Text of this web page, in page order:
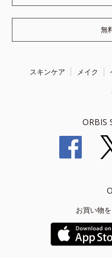
無
スキンケア メイク
ORBIS
お買い物